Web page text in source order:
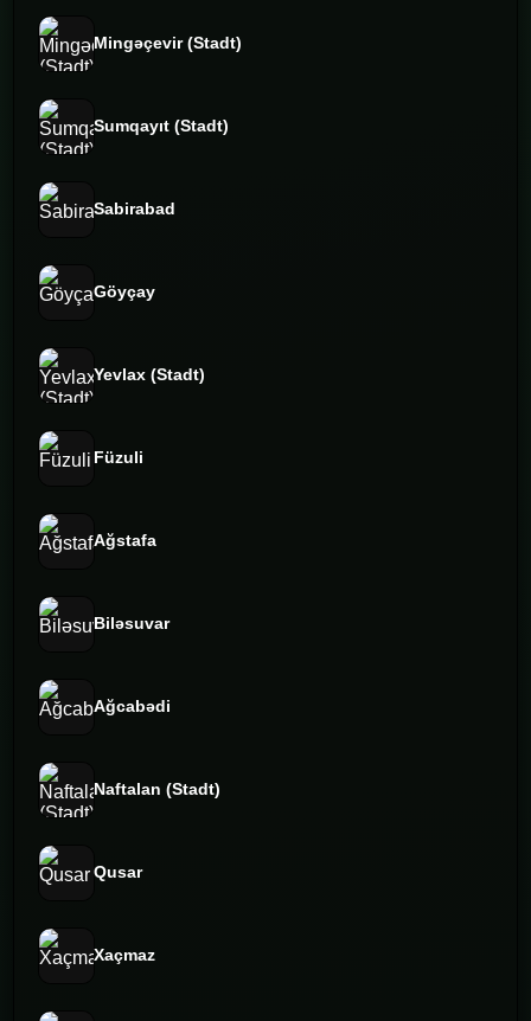
Mingəçevir (Stadt)
Sumqayıt (Stadt)
Sabirabad
Göyçay
Yevlax (Stadt)
Füzuli
Ağstafa
Biləsuvar
Ağcabədi
Naftalan (Stadt)
Qusar
Xaçmaz